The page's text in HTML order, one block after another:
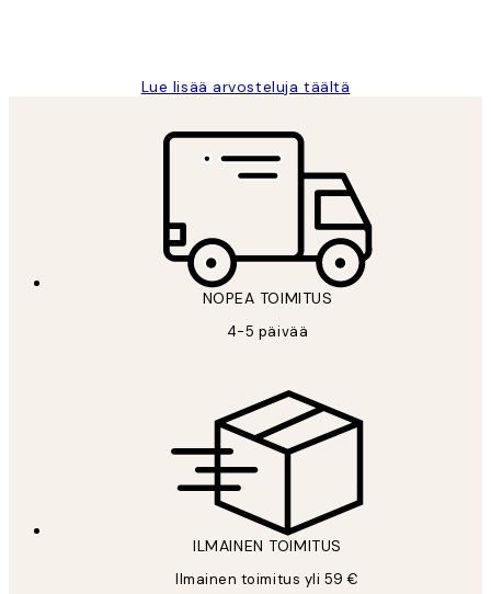
Lue lisää arvosteluja täältä
NOPEA TOIMITUS
4-5 päivää
ILMAINEN TOIMITUS
Ilmainen toimitus yli 59 €